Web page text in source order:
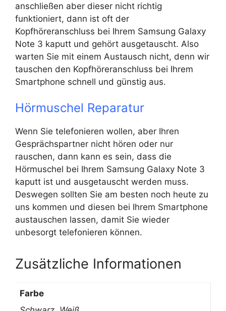
anschließen aber dieser nicht richtig
funktioniert, dann ist oft der
Kopfhöreranschluss bei Ihrem Samsung Galaxy
Note 3 kaputt und gehört ausgetauscht. Also
warten Sie mit einem Austausch nicht, denn wir
tauschen den Kopfhöreranschluss bei Ihrem
Smartphone schnell und günstig aus.
Hörmuschel Reparatur
Wenn Sie telefonieren wollen, aber Ihren
Gesprächspartner nicht hören oder nur
rauschen, dann kann es sein, dass die
Hörmuschel bei Ihrem Samsung Galaxy Note 3
kaputt ist und ausgetauscht werden muss.
Deswegen sollten Sie am besten noch heute zu
uns kommen und diesen bei Ihrem Smartphone
austauschen lassen, damit Sie wieder
unbesorgt telefonieren können.
Zusätzliche Informationen
Farbe